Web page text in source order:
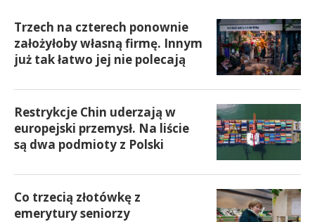
Trzech na czterech ponownie
założyłoby własną firmę. Innym
już tak łatwo jej nie polecają
Restrykcje Chin uderzają w
europejski przemysł. Na liście
są dwa podmioty z Polski
Co trzecią złotówkę z
emerytury seniorzy